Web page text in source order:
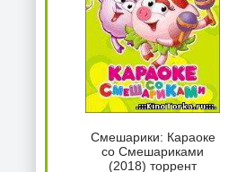
Смешарики: Караоке
со Смешариками
(2018) торрент